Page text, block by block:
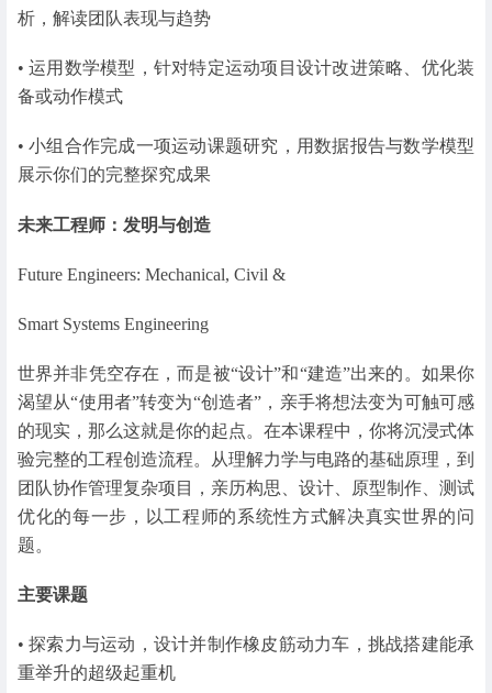
析，解读团队表现与趋势
• 运用数学模型，针对特定运动项目设计改进策略、优化装
备或动作模式
• 小组合作完成一项运动课题研究，用数据报告与数学模型
展示你们的完整探究成果
未来工程师：发明与创造
Future Engineers: Mechanical, Civil &
Smart Systems Engineering
世界并非凭空存在，而是被“设计”和“建造”出来的。如果你
渴望从“使用者”转变为“创造者”，亲手将想法变为可触可感
的现实，那么这就是你的起点。在本课程中，你将沉浸式体
验完整的工程创造流程。从理解力学与电路的基础原理，到
团队协作管理复杂项目，亲历构思、设计、原型制作、测试
优化的每一步，以工程师的系统性方式解决真实世界的问
题。
主要课题
• 探索力与运动，设计并制作橡皮筋动力车，挑战搭建能承
重举升的超级起重机